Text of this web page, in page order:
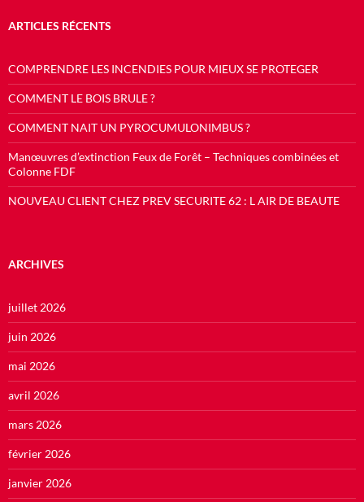
ARTICLES RÉCENTS
COMPRENDRE LES INCENDIES POUR MIEUX SE PROTEGER
COMMENT LE BOIS BRULE ?
COMMENT NAIT UN PYROCUMULONIMBUS ?
Manœuvres d’extinction Feux de Forêt – Techniques combinées et
Colonne FDF
NOUVEAU CLIENT CHEZ PREV SECURITE 62 : L AIR DE BEAUTE
ARCHIVES
juillet 2026
juin 2026
mai 2026
avril 2026
mars 2026
février 2026
janvier 2026